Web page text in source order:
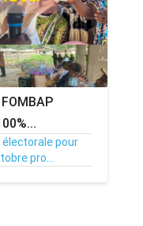
électorale pour
pro...
0